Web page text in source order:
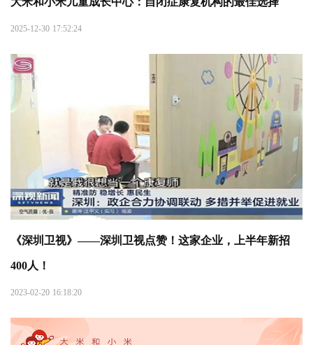
2025-12-30 17:52:24
《深圳卫视》——深圳卫视点赞！这家企业，上半年新招
400人！
2023-02-20 16:18:20